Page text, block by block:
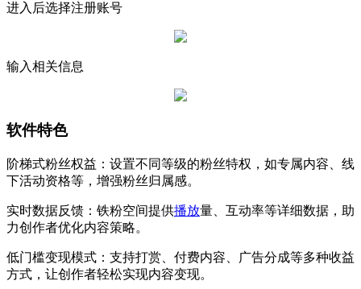
进入后选择注册账号
输入相关信息
软件特色
阶梯式粉丝权益：设置不同等级的粉丝特权，如专属内容、线
下活动资格等，增强粉丝归属感。
实时数据反馈：铁粉空间提供播放量、互动率等详细数据，助
力创作者优化内容策略。
低门槛变现模式：支持打赏、付费内容、广告分成等多种收益
方式，让创作者轻松实现内容变现。